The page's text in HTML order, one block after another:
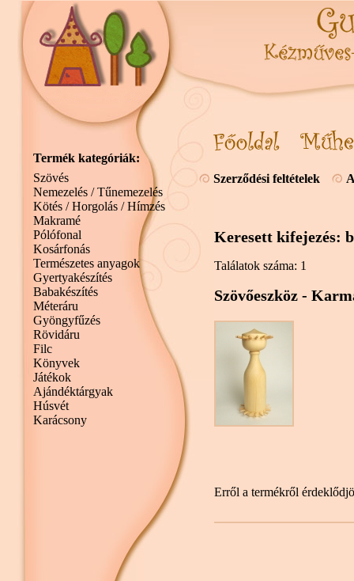
Szerződési feltételek
Keresett kifejezés:
Találatok száma: 1
Szövőeszköz -
Erről a termékről
Termék kategóriák:
Szövés
Nemezelés / Tűnemezelés
Kötés / Horgolás / Hímzés
Makramé
Pólófonal
Kosárfonás
Természetes anyagok
Gyertyakészítés
Babakészítés
Méteráru
Gyöngyfűzés
Rövidáru
Filc
Könyvek
Játékok
Ajándéktárgyak
Húsvét
Karácsony